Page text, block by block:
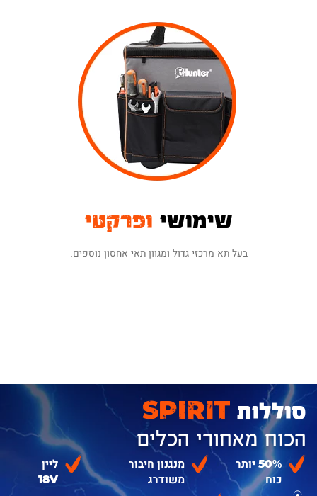
שימושי ופרקטי
בעל תא מרכזי גדול ומגוון תאי אחסון נוספים.
סוללות SPIRIT
הכוח מאחורי הכלים
50% יותר
כוח
מנגנון חיבור
משודרג
ליין
18V